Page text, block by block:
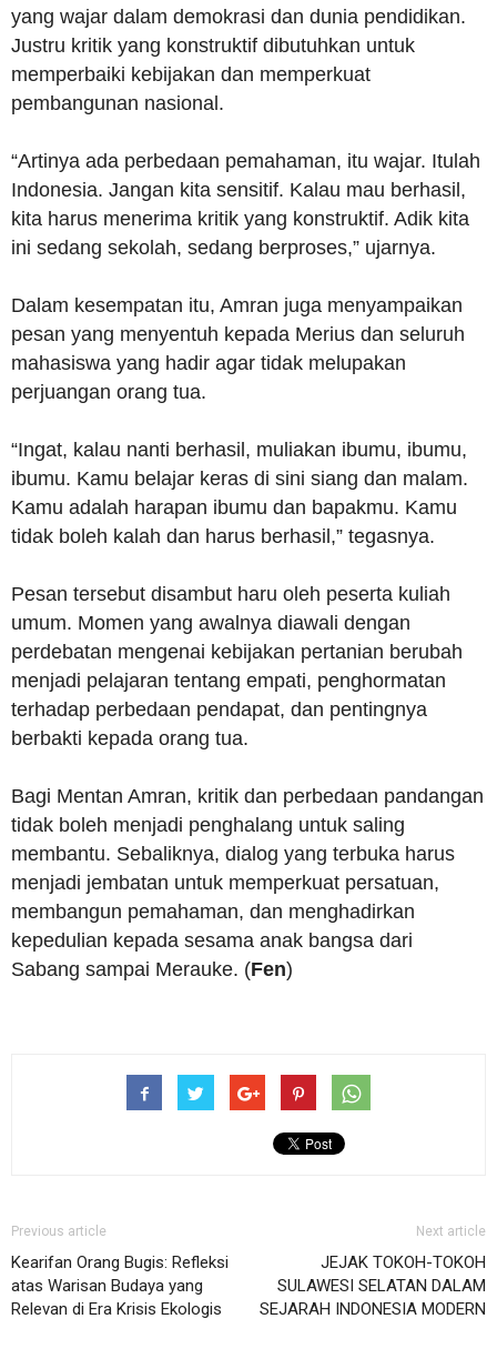
yang wajar dalam demokrasi dan dunia pendidikan.
Justru kritik yang konstruktif dibutuhkan untuk
memperbaiki kebijakan dan memperkuat
pembangunan nasional.
“Artinya ada perbedaan pemahaman, itu wajar. Itulah
Indonesia. Jangan kita sensitif. Kalau mau berhasil,
kita harus menerima kritik yang konstruktif. Adik kita
ini sedang sekolah, sedang berproses,” ujarnya.
Dalam kesempatan itu, Amran juga menyampaikan
pesan yang menyentuh kepada Merius dan seluruh
mahasiswa yang hadir agar tidak melupakan
perjuangan orang tua.
“Ingat, kalau nanti berhasil, muliakan ibumu, ibumu,
ibumu. Kamu belajar keras di sini siang dan malam.
Kamu adalah harapan ibumu dan bapakmu. Kamu
tidak boleh kalah dan harus berhasil,” tegasnya.
Pesan tersebut disambut haru oleh peserta kuliah
umum. Momen yang awalnya diawali dengan
perdebatan mengenai kebijakan pertanian berubah
menjadi pelajaran tentang empati, penghormatan
terhadap perbedaan pendapat, dan pentingnya
berbakti kepada orang tua.
Bagi Mentan Amran, kritik dan perbedaan pandangan
tidak boleh menjadi penghalang untuk saling
membantu. Sebaliknya, dialog yang terbuka harus
menjadi jembatan untuk memperkuat persatuan,
membangun pemahaman, dan menghadirkan
kepedulian kepada sesama anak bangsa dari
Sabang sampai Merauke. (Fen)
Previous article
Kearifan Orang Bugis: Refleksi
atas Warisan Budaya yang
Relevan di Era Krisis Ekologis
Next article
JEJAK TOKOH-TOKOH
SULAWESI SELATAN DALAM
SEJARAH INDONESIA MODERN